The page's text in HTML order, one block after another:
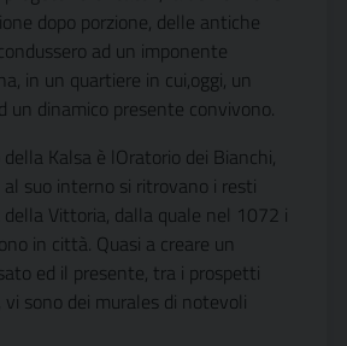
dopo porzione, delle antiche
ad un imponente
in un quartiere in cui,oggi, un
un dinamico presente convivono.
Kalsa è lOratorio dei Bianchi,
al suo interno si ritrovano i resti
Vittoria, dalla quale nel 1072 i
in città. Quasi a creare un
ed il presente, tra i prospetti
vi sono dei murales di notevoli